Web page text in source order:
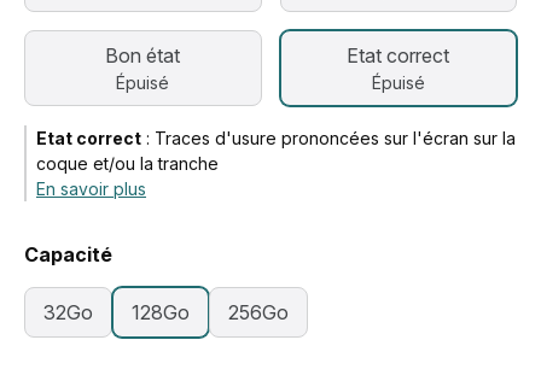
Bon état
Épuisé
Etat correct
Épuisé
Etat correct : Traces d'usure prononcées sur l'écran sur la
coque et/ou la tranche
En savoir plus
Capacité
32Go 128Go 256Go